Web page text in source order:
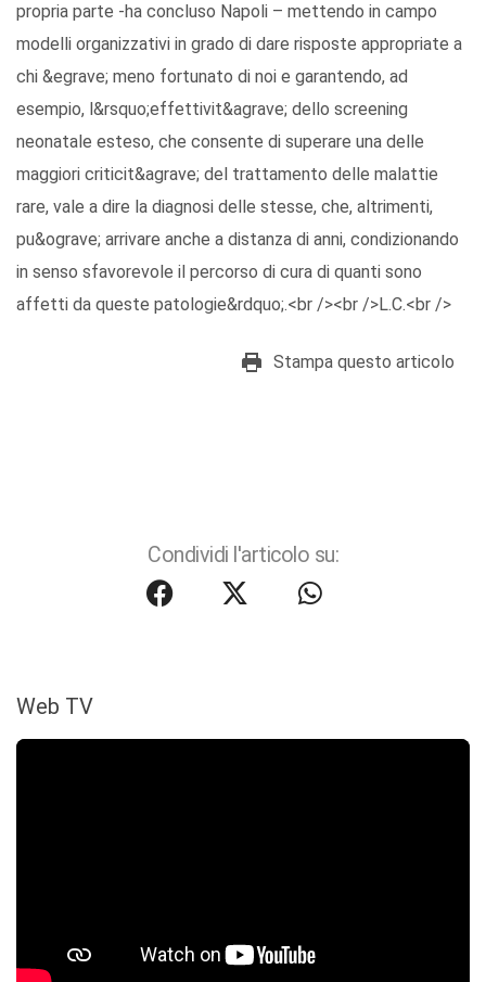
propria parte -ha concluso Napoli – mettendo in campo
modelli organizzativi in grado di dare risposte appropriate a
chi &egrave; meno fortunato di noi e garantendo, ad
esempio, l&rsquo;effettivit&agrave; dello screening
neonatale esteso, che consente di superare una delle
maggiori criticit&agrave; del trattamento delle malattie
rare, vale a dire la diagnosi delle stesse, che, altrimenti,
pu&ograve; arrivare anche a distanza di anni, condizionando
in senso sfavorevole il percorso di cura di quanti sono
affetti da queste patologie&rdquo;.<br /><br />L.C.<br />
Stampa questo articolo
Condividi l'articolo su:
Web TV